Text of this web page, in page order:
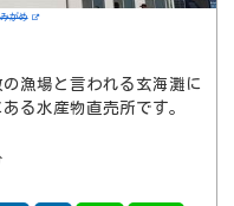
がめ
漁場と言われる玄海灘に
る水産物直売所です。